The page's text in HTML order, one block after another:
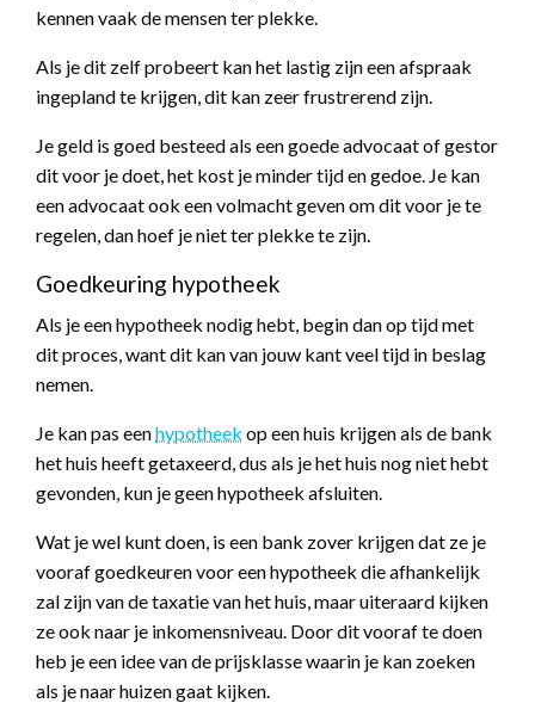
kennen vaak de mensen ter plekke.
Als je dit zelf probeert kan het lastig zijn een afspraak
ingepland te krijgen, dit kan zeer frustrerend zijn.
Je geld is goed besteed als een goede advocaat of gestor
dit voor je doet, het kost je minder tijd en gedoe. Je kan
een advocaat ook een volmacht geven om dit voor je te
regelen, dan hoef je niet ter plekke te zijn.
Goedkeuring hypotheek
Als je een hypotheek nodig hebt, begin dan op tijd met
dit proces, want dit kan van jouw kant veel tijd in beslag
nemen.
Je kan pas eenhypotheek op een huis krijgen als de bank
het huis heeft getaxeerd, dus als je het huis nog niet hebt
gevonden, kun je geen hypotheek afsluiten.
Wat je wel kunt doen, is een bank zover krijgen dat ze je
vooraf goedkeuren voor een hypotheek die afhankelijk
zal zijn van de taxatie van het huis, maar uiteraard kijken
ze ook naar je inkomensniveau. Door dit vooraf te doen
heb je een idee van de prijsklasse waarin je kan zoeken
als je naar huizen gaat kijken.